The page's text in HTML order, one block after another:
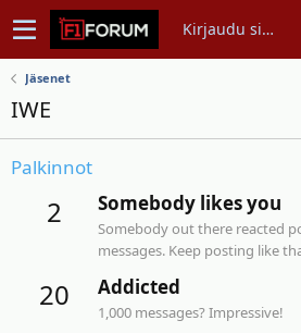
Kirjaudu sisään
Jäsenet
IWE
Palkinnot
2 Somebody likes you
Somebody out there reacted
messages. Keep posting like
20 Addicted
1,000 messages? Impressive!